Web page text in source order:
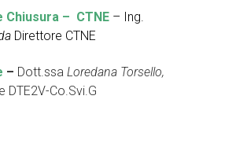
Chiusura – CTNE – Ing.
Direttore CTNE
– Dott.ssa Loredana Torsello,
DTE2V-Co.Svi.G